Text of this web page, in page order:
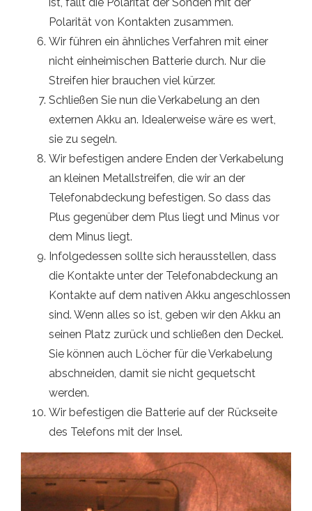
Polarität von Kontakten zusammen.
Wir führen ein ähnliches Verfahren mit einer
nicht einheimischen Batterie durch. Nur die
Streifen hier brauchen viel kürzer.
Schließen Sie nun die Verkabelung an den
externen Akku an. Idealerweise wäre es wert,
sie zu segeln.
Wir befestigen andere Enden der Verkabelung
an kleinen Metallstreifen, die wir an der
Telefonabdeckung befestigen. So dass das
Plus gegenüber dem Plus liegt und Minus vor
dem Minus liegt.
Infolgedessen sollte sich herausstellen, dass
die Kontakte unter der Telefonabdeckung an
Kontakte auf dem nativen Akku angeschlossen
sind. Wenn alles so ist, geben wir den Akku an
seinen Platz zurück und schließen den Deckel.
Sie können auch Löcher für die Verkabelung
abschneiden, damit sie nicht gequetscht
werden.
Wir befestigen die Batterie auf der Rückseite
des Telefons mit der Insel.